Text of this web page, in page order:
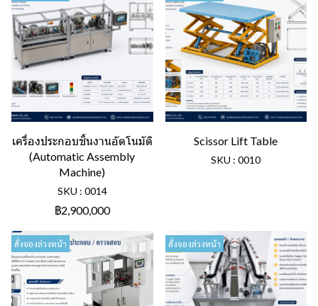
เครื่องประกอบชิ้นงานอัตโนมัติ
(Automatic Assembly
Machine)
SKU : 0014
฿2,900,000
Scissor Lift Table
SKU : 0010
สั่งจองล่วงหน้า สั่งจองล่วงหน้า